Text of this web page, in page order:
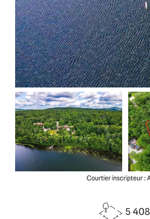
Courtier inscripteur :
5